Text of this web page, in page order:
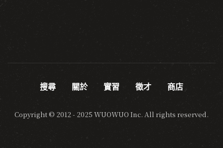
搜尋 關於 實習 徵才 商店
Copyright © 2012 - 2025 WUOWUO Inc. All rights reserved.